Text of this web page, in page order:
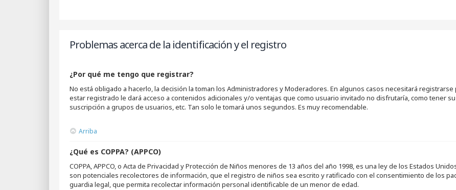
Problemas acerca de la identificación y el registro
¿Por qué me tengo que registrar?
No está obligado a hacerlo, la decisión la toman los Administradores y Moderadores. En algunos casos necesitará
estar registrado le dará acceso a contenidos adicionales y/o ventajas que como usuario invitado no disfrutaría, como tener
suscripción a grupos de usuarios, etc. Tan solo le tomará unos segundos. Es muy recomendable.
Arriba
¿Qué es COPPA? (APPCO)
COPPA, APPCO, o Acta de Privacidad y Protección de Niños menores de 13 años del año 1998, es una ley de los Estados
son potenciales recolectores de información, que el registro de niños sea escrito y ratificado con el consentimiento de los
guardia legal, que permita recolectar información personal identificable de un menor de edad.